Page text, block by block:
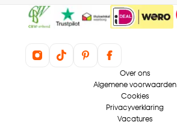
Over ons
Algemene voorwaarden
Cookies
Privacyverklaring
Vacatures